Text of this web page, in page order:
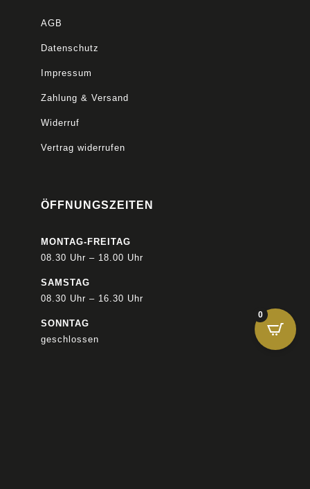
AGB
Datenschutz
Impressum
Zahlung & Versand
Widerruf
Vertrag widerrufen
ÖFFNUNGSZEITEN
MONTAG-FREITAG
08.30 Uhr – 18.00 Uhr
SAMSTAG
08.30 Uhr – 16.30 Uhr
SONNTAG
geschlossen
0